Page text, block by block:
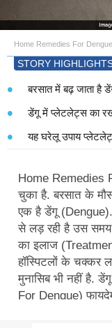
Home Remedies For
STORY
बरसात में बढ़ जाता है
डेंगू में प्लेटलेट्स का
यह घरेलू उपाय
Home Remedies
चुका है. बरसात के
एक है डेंगू (Dengue).
से लड़ रही है उस समय
का इलाज
हॉस्पिटलों के चक्कर
मुनासिब भी नहीं है.
For Dengue)